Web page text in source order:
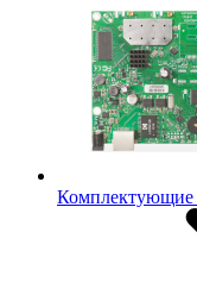
Комплектующие